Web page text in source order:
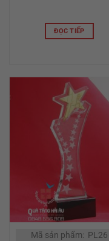
ĐỌC TIẾP
Mã sản phẩm: PL26